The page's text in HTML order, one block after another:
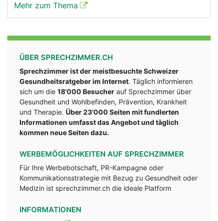
Mehr zum Thema
ÜBER SPRECHZIMMER.CH
Sprechzimmer ist der meistbesuchte Schweizer
Gesundheitsratgeber im Internet. Täglich informieren
sich um die 18'000 Besucher auf Sprechzimmer über
Gesundheit und Wohlbefinden, Prävention, Krankheit
und Therapie. Über 23'000 Seiten mit fundlerten
Informationen umfasst das Angebot und täglich
kommen neue Seiten dazu.
WERBEMÖGLICHKEITEN AUF SPRECHZIMMER
Für Ihre Werbebotschaft, PR-Kampagne oder
Kommunikationsstrategie mit Bezug zu Gesundheit oder
Medizin ist sprechzimmer.ch die ideale Platform
INFORMATIONEN